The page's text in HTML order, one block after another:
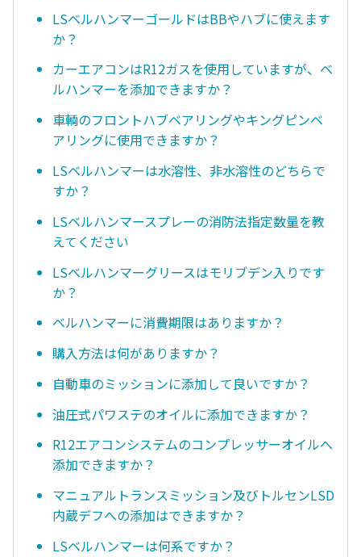
LSベルハンマーゴールドはBBやハブに使えます
か？
カーエアコンはR12ガスを使用していますが、ベ
ルハンマーを添加できますか？
車輌のフロントハブベアリングやキングピンベ
アリングに使用できますか？
LSベルハンマーは水溶性、非水溶性のどちらで
すか？
LSベルハンマースプレーの消防法指定数量を教
えてください
LSベルハンマーグリースはモリブデン入りです
か？
ベルハンマーに消費期限はありますか？
購入方法は何がありますか？
自動車のミッションに添加して良いですか？
油圧式パワステのオイルに添加できますか？
R12エアコンシステムのコンプレッサーオイルへ
添加できますか？
マニュアルトランスミッション及びトルセンLSD
内蔵デフへの添加はできますか？
LSベルハンマーは何系ですか？